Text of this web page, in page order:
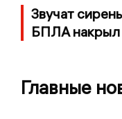
Звучат
БПЛА накрыл
Главные